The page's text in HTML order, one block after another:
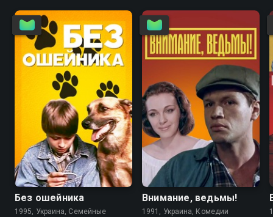
6.7 4.6
Без ошейника
1995, Украина, Семейные
5.6
Внимание, ведьмы!
1991, Украина, Комедии